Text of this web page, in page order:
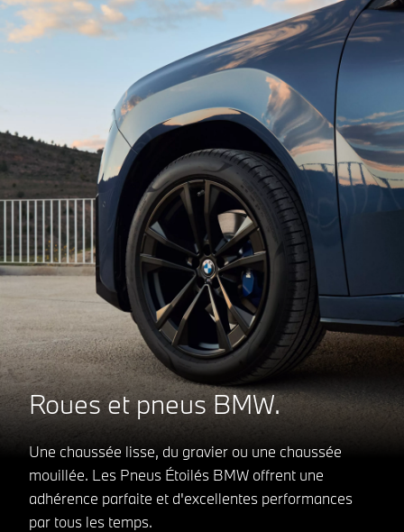
Roues et pneus BMW.
Une chaussée lisse, du gravier ou une chaussée
mouillée. Les Pneus Étoilés BMW offrent une
adhérence parfaite et d'excellentes performances
par tous les temps.